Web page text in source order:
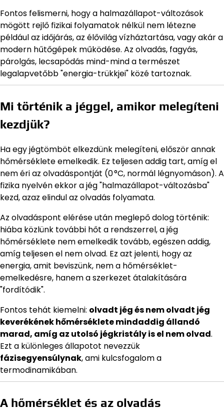
Fontos felismerni, hogy a halmazállapot-változások
mögött rejlő fizikai folyamatok nélkül nem létezne
például az időjárás, az élővilág vízháztartása, vagy akár a
modern hűtőgépek működése. Az olvadás, fagyás,
párolgás, lecsapódás mind-mind a természet
legalapvetőbb "energia-trükkjei" közé tartoznak.
Mi történik a jéggel, amikor melegíteni
kezdjük?
Ha egy jégtömböt elkezdünk melegíteni, először annak
hőmérséklete emelkedik. Ez teljesen addig tart, amíg el
nem éri az olvadáspontját (0 °C, normál légnyomáson). A
fizika nyelvén ekkor a jég "halmazállapot-változásba"
kezd, azaz elindul az olvadás folyamata.
Az olvadáspont elérése után meglepő dolog történik:
hiába közlünk további hőt a rendszerrel, a jég
hőmérséklete nem emelkedik tovább, egészen addig,
amíg teljesen el nem olvad. Ez azt jelenti, hogy az
energia, amit beviszünk, nem a hőmérséklet-
emelkedésre, hanem a szerkezet átalakítására
"fordítódik".
Fontos tehát kiemelni: olvadt jég és nem olvadt jég
keverékének hőmérséklete mindaddig állandó
marad, amíg az utolsó jégkristály is el nem olvad.
Ezt a különleges állapotot nevezzük
fázisegyensúlynak, ami kulcsfogalom a
termodinamikában.
A hőmérséklet és az olvadás